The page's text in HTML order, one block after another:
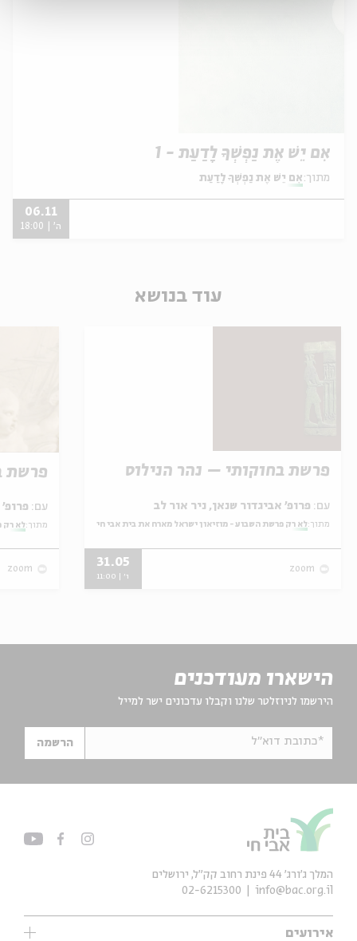
אִם יֵשׁ אֶת נַפְשְׁךָ לָדַעַת - 1
מתוך: אִם יֵשׁ אֶת נַפְשְׁךָ לָדַעַת
06.11
ה' | 18:00
עוד בנושא
פרשת בחוקותי – נהר הנילוס
עם:
מתוך: לא רק פרשת השבוע - מוזיאון ישראל מארח את בית אבי חי
zoom
31.05
ו' | 11:00
פרשת
עם:
מתוך: לא רק
zoom
הישארו מעודכנים
הירשמו לניוזלטר שלנו וקבלו עדכונים ישר למייל
*כתובת דוא"ל הרשמה
אירועים
המלך ג'ורג' 44 פינת רחוב קק״ל, ירושלים
info@bac.org.il
02-6215300